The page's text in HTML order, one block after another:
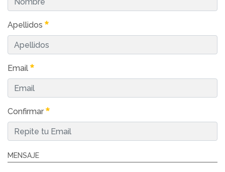
Apellidos
Email
Confirmar
MENSAJE